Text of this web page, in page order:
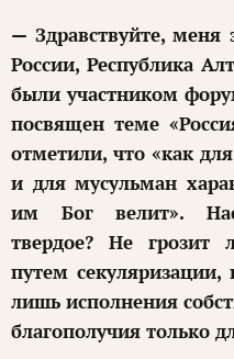
— Здравствуйте, меня
России, Республика
были участником
посвящен теме
отметили, что «как
и для мусульман
им Бог велит».
твердое? Не грозит
путем
лишь исполнения
благополучия только